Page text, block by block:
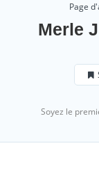
Page
Merle
Soyez le